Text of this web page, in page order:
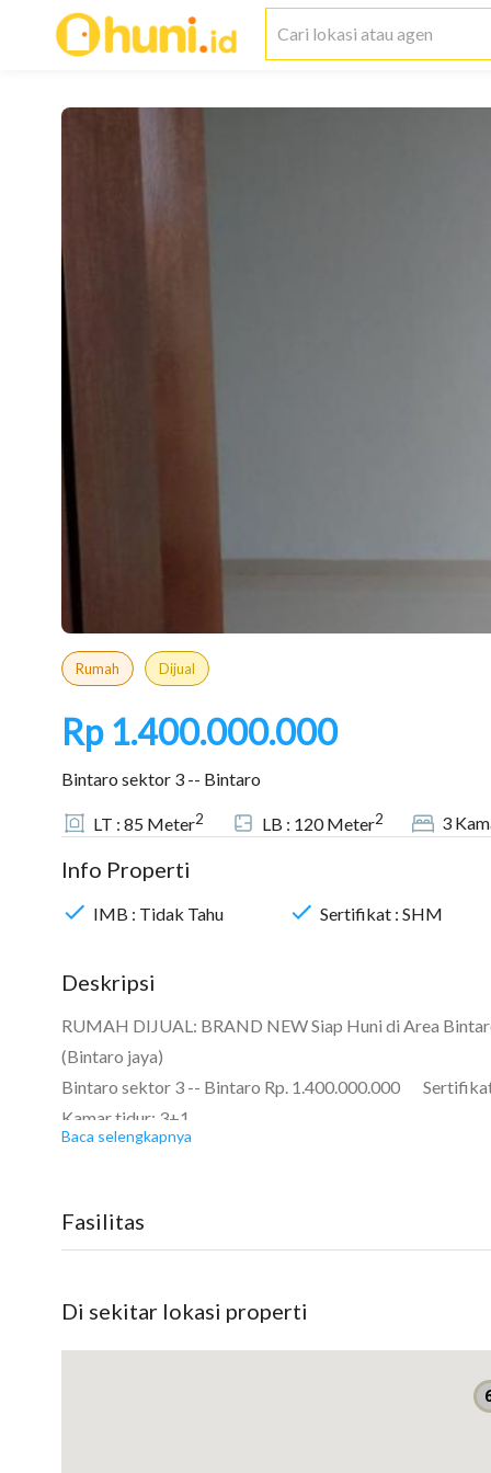
Rumah Dijual
Rp 1.400.000.000
Bintaro sektor 3 -- Bintaro
LT : 85 Meter2 LB : 120Meter2 3
Info Properti
IMB : Tidak Tahu Sertifikat : SHM
Deskripsi
RUMAH DIJUAL: BRAND NEW Siap Huni di Area
(Bintaro jaya)
Bintaro sektor 3 -- Bintaro Rp. 1.400.000.000
Kamar tidur: 3+1
Kamar mandi: 2+1
Baca selengkapnya
Fasilitas
Di sekitar lokasi properti